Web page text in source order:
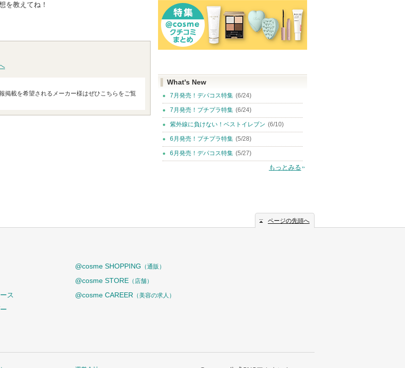
を教えてね！
掲載を希望されるメーカー様はぜひこちらをご覧
What's New
7月発売！デパコス特集 (6/24)
7月発売！プチプラ特集 (6/24)
紫外線に負けない！ベストイレブン (6/10)
6月発売！プチプラ特集 (5/28)
6月発売！デパコス特集 (5/27)
もっとみる
ページの先頭へ
ス
@cosme SHOPPING （通販）
@cosme STORE （店舗）
@cosme CAREER （美容の求人）